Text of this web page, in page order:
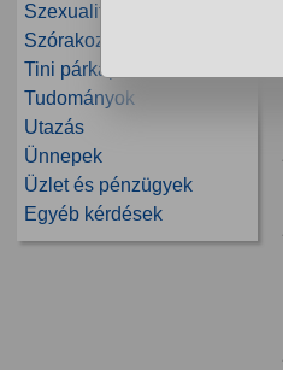
Szexualitás
Szórakozás
Tini párkapcsolatok
Tudományok
Utazás
Ünnepek
Üzlet és pénzügyek
Egyéb kérdések